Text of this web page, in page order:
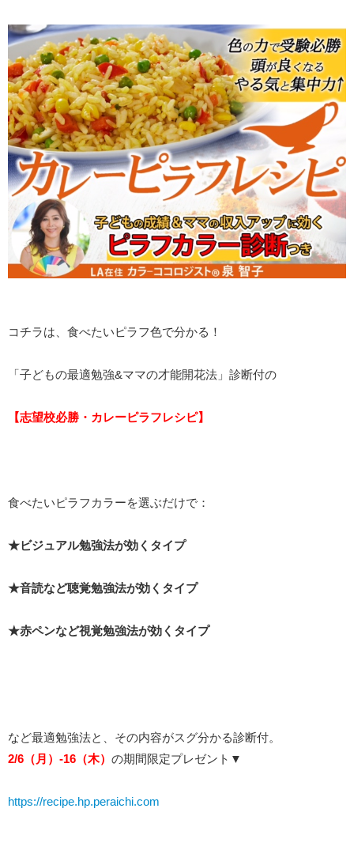
コチラは、食べたいピラフ色で分かる！
「子どもの最適勉強&ママの才能開花法」診断付の
【志望校必勝・カレーピラフレシピ】
食べたいピラフカラーを選ぶだけで：
★ビジュアル勉強法が効くタイプ
★音読など聴覚勉強法が効くタイプ
★赤ペンなど視覚勉強法が効くタイプ
など最適勉強法と、その内容がスグ分かる診断付。
2/6（月）-16（木） の期間限定プレゼント▼
https://recipe.hp.peraichi.com